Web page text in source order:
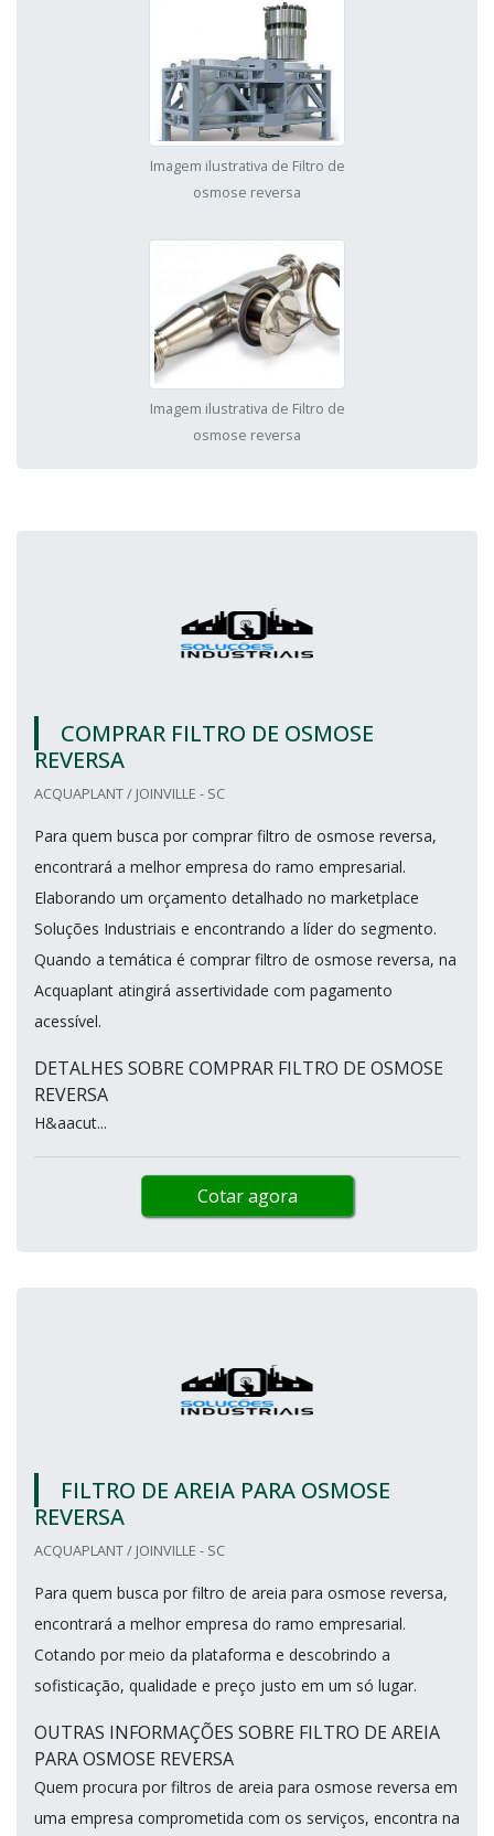
Imagem ilustrativa de Filtro de
osmose reversa
Imagem ilustrativa de Filtro de
osmose reversa
COMPRAR FILTRO DE OSMOSE
REVERSA
ACQUAPLANT / JOINVILLE - SC
Para quem busca por comprar filtro de osmose reversa,
encontrará a melhor empresa do ramo empresarial.
Elaborando um orçamento detalhado no marketplace
Soluções Industriais e encontrando a líder do segmento.
Quando a temática é comprar filtro de osmose reversa, na
Acquaplant atingirá assertividade com pagamento
acessível.
DETALHES SOBRE COMPRAR FILTRO DE OSMOSE
REVERSA
H&aacut...
Cotar agora
FILTRO DE AREIA PARA OSMOSE
REVERSA
ACQUAPLANT / JOINVILLE - SC
Para quem busca por filtro de areia para osmose reversa,
encontrará a melhor empresa do ramo empresarial.
Cotando por meio da plataforma e descobrindo a
sofisticação, qualidade e preço justo em um só lugar.
OUTRAS INFORMAÇÕES SOBRE FILTRO DE AREIA
PARA OSMOSE REVERSA
Quem procura por filtros de areia para osmose reversa em
uma empresa comprometida com os serviços, encontra na